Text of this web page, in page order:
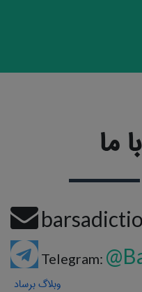
ما
Telegram:
وبلاگ برساد